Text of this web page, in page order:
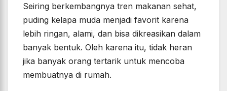
Seiring berkembangnya tren makanan sehat,
puding kelapa muda menjadi favorit karena
lebih ringan, alami, dan bisa dikreasikan dalam
banyak bentuk. Oleh karena itu, tidak heran
jika banyak orang tertarik untuk mencoba
membuatnya di rumah.